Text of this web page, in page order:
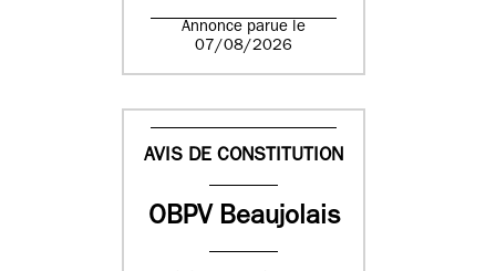
Annonce parue le
07/08/2026
AVIS DE CONSTITUTION
OBPV Beaujolais